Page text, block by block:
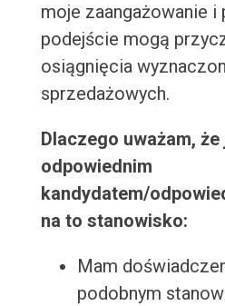
moje zaangażowanie i
podejście mogą
osiągnięcia
sprzedażowych.
Dlaczego uważam,
odpowiednim
kandydatem/
na to stanowisko:
Mam
podobnym